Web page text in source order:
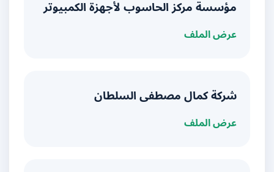
مؤسسة مركز الحاسوب لأجهزة الكمبيوتر
عرض الملف
شركة كمال مصطفى السلطان
عرض الملف